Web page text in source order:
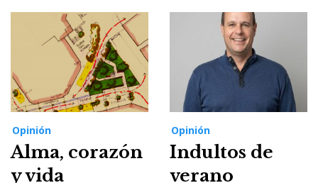
Opinión
Alma, corazón
y vida
Opinión
Indultos de
verano